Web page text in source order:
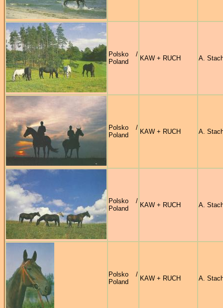
Polsko /
Poland
KAW + RUCH A.
Polsko /
Poland
KAW + RUCH A.
Polsko /
Poland
KAW + RUCH A.
Polsko /
Poland
KAW + RUCH A.